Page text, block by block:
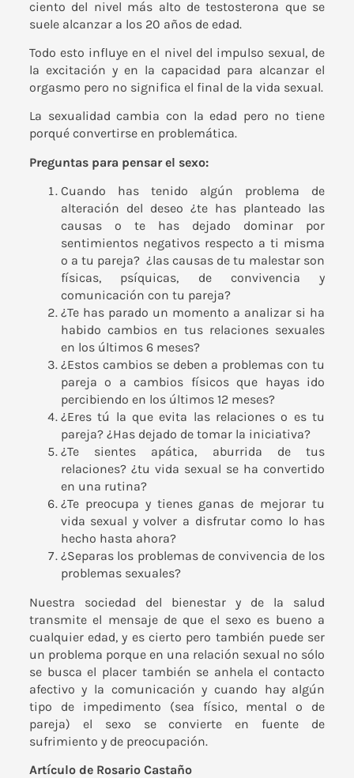
ciento del nivel más alto de testosterona que se
suele alcanzar a los 20 años de edad.
Todo esto influye en el nivel del impulso sexual, de
la excitación y en la capacidad para alcanzar el
orgasmo pero no significa el final de la vida sexual.
La sexualidad cambia con la edad pero no tiene
porqué convertirse en problemática.
Preguntas para pensar el sexo:
Cuando has tenido algún problema de
alteración del deseo ¿te has planteado las
causas o te has dejado dominar por
sentimientos negativos respecto a ti misma
o a tu pareja? ¿las causas de tu malestar son
físicas, psíquicas, de convivencia y
comunicación con tu pareja?
¿Te has parado un momento a analizar si ha
habido cambios en tus relaciones sexuales
en los últimos 6 meses?
¿Estos cambios se deben a problemas con tu
pareja o a cambios físicos que hayas ido
percibiendo en los últimos 12 meses?
¿Eres tú la que evita las relaciones o es tu
pareja? ¿Has dejado de tomar la iniciativa?
¿Te sientes apática, aburrida de tus
relaciones? ¿tu vida sexual se ha convertido
en una rutina?
¿Te preocupa y tienes ganas de mejorar tu
vida sexual y volver a disfrutar como lo has
hecho hasta ahora?
¿Separas los problemas de convivencia de los
problemas sexuales?
Nuestra sociedad del bienestar y de la salud
transmite el mensaje de que el sexo es bueno a
cualquier edad, y es cierto pero también puede ser
un problema porque en una relación sexual no sólo
se busca el placer también se anhela el contacto
afectivo y la comunicación y cuando hay algún
tipo de impedimento (sea físico, mental o de
pareja) el sexo se convierte en fuente de
sufrimiento y de preocupación.
Artículo de Rosario Castaño